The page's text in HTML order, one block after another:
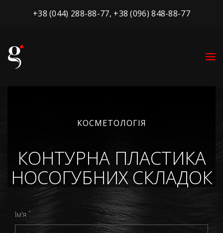
+38 (044) 288-88-77, +38 (096) 848-88-77
КОСМЕТОЛОГІЯ
КОНТУРНА ПЛАСТИКА
НОСОГУБНИХ СКЛАДОК
Ім'я *